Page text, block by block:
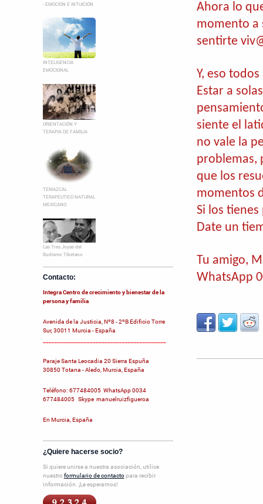
Ahora lo
momento a
sentirte
Y, eso
Estar a
siente el
no vale la
problemas,
que los
momentos
Si los
Date un
Tu amigo,
WhatsApp
- EMOCIÓN E INTUICIÓN
INTELIGENCIA
EMOCIONAL
ORIENTACIÓN Y
TERAPIA DE FAMILIA
TEMAZCAL
TERAPEUTICO NATURAL
MEXICANO
Las Tres Joyas del
Budismo Tibetano
Contacto:
Integra Centro de crecimiento y bienestar de la
persona y familia
Avenida de la Justicia, Nº8 - 2ºB Edificio Torre
Sur, 30011 Murcia - España
Paraje Santa Leocadia 20 Sierra Espuña
30850 Totana - Aledo, Murcia, España
Teléfono: 677484005 WhatsApp 0034
677484005 Skype manuelruizfigueroa
En Murcia, España
¿Quiere hacerse socio?
Si quiere unirse a nuestra asociación, utilice
nuestro formulario de contactopara recibir
información. ¡Le esperamos!